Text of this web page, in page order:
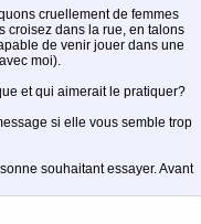
cruellement de femmes
croisez dans la rue, en talons
de venir jouer dans une
moi).
et qui aimerait le pratiquer?
si elle vous semble trop
souhaitant essayer. Avant